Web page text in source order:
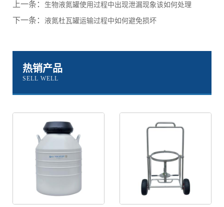
上一条： 生物液氮罐使用过程中出现泄漏现象该如何处理
下一条： 液氮杜瓦罐运输过程中如何避免损坏
热销产品
SELL WELL